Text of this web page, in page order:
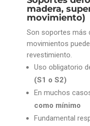
madera,
movimiento)
Son soportes más
movimientos
revestimiento.
Uso obligatorio
(S1 o S2)
En muchos
como mínimo
Fundamental